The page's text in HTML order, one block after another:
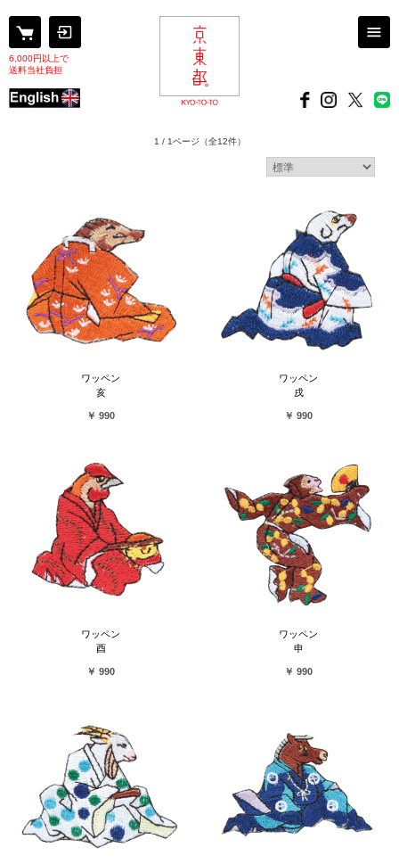
6,000円以上で
送料当社負担
1 / 1ページ （全12件）
ワッペン
亥
￥ 990
ワッペン
戌
￥ 990
ワッペン
酉
￥ 990
ワッペン
申
￥ 990